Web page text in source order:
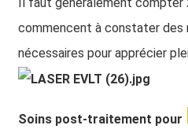
commencent à constater des
nécessaires pour apprécier
Soins post-traitement pour